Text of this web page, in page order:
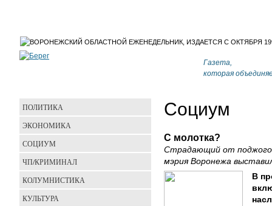
Газета,
которая
Социум
С молотка?
Страдающий от
мэрия Воронежа
В
ПОЛИТИКА
ЭКОНОМИКА
СОЦИУМ
ЧП/КРИМИНАЛ
КОЛУМНИСТИКА
КУЛЬТУРА